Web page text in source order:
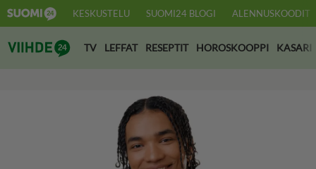
KESKUSTELU SUOMI24 BLOGI ALENNUSKOODIT
Suomi24 Viihde
TV LEFFAT RESEPTIT HOROSKOOPPI KASARI